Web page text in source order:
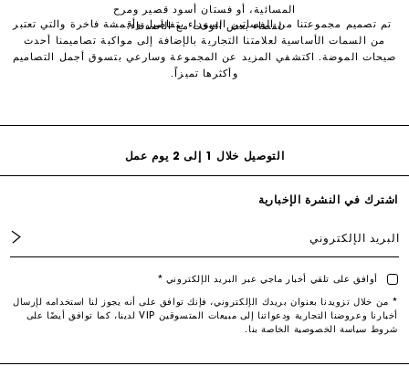
المسائية، أو فستان أسود قصير ومرح
لقضاء بعض الوقت مع الأصدقاء.
تم تصميم مجموعتنا من الفساتين السوداء بتفاصيل وأقمشة فاخرة والتي تعتبر
من السمات الأساسية لعلامتنا التجارية بالإضافة إلى مواكبة تصاميمنا أحدث
صيحات الموضة. اكتشفي المزيد عن المجموعة وسارعي بتسوق أجمل التصاميم
وأكثرها تميزاً.
توصيل مجاني لجميع الطلبات أونلاين
التوصيل خلال 1 إلى 2 يوم عمل
اشترك في النشرة الإخبارية
البريد الإلكتروني
أوافق على تلقي أخبار ماجي عبر البريد الإلكتروني *
* من خلال تزويدنا بعنوان بريدك الإلكتروني، فإنك توافق على أنه يجوز لنا استخدامه لإرسال
أخبارنا وعروضنا التجارية ودعواتنا إلى مبيعات المتسوقين VIP لدينا، كما توافق أيضًا على
شروط سياسة الخصوصية الخاصة بنا.